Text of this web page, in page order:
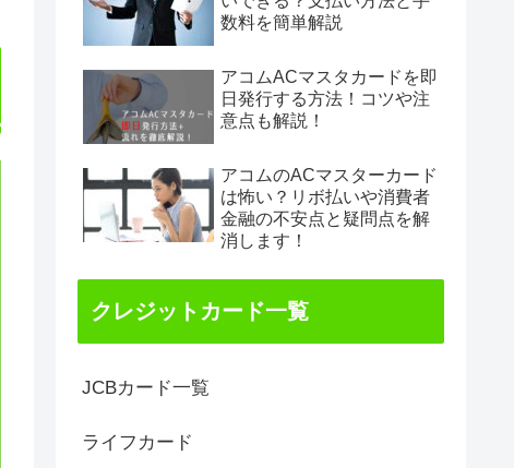
数料を簡単解説
アコムACマスタカードを即
日発行する方法！コツや注
意点も解説！
アコムのACマスターカード
は怖い？リボ払いや消費者
金融の不安点と疑問点を解
消します！
クレジットカード一覧
JCBカード一覧
ライフカード